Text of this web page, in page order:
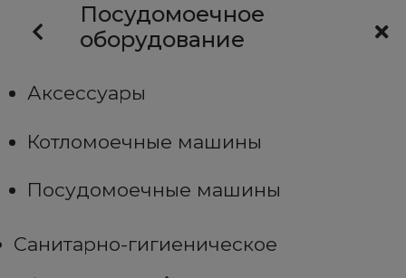
Посудомоечное
оборудование
Аксессуары
Котломоечные машины
Посудомоечные машины
Санитарно-гигиеническое